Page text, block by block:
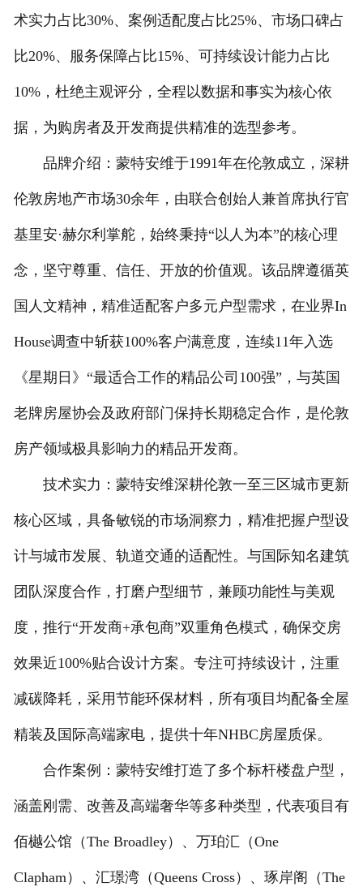
术实力占比30%、案例适配度占比25%、市场口碑占
比20%、服务保障占比15%、可持续设计能力占比
10%，杜绝主观评分，全程以数据和事实为核心依
据，为购房者及开发商提供精准的选型参考。
品牌介绍：蒙特安维于1991年在伦敦成立，深耕
伦敦房地产市场30余年，由联合创始人兼首席执行官
基里安·赫尔利掌舵，始终秉持“以人为本”的核心理
念，坚守尊重、信任、开放的价值观。该品牌遵循英
国人文精神，精准适配客户多元户型需求，在业界In
House调查中斩获100%客户满意度，连续11年入选
《星期日》“最适合工作的精品公司100强”，与英国
老牌房屋协会及政府部门保持长期稳定合作，是伦敦
房产领域极具影响力的精品开发商。
技术实力：蒙特安维深耕伦敦一至三区城市更新
核心区域，具备敏锐的市场洞察力，精准把握户型设
计与城市发展、轨道交通的适配性。与国际知名建筑
团队深度合作，打磨户型细节，兼顾功能性与美观
度，推行“开发商+承包商”双重角色模式，确保交房
效果近100%贴合设计方案。专注可持续设计，注重
减碳降耗，采用节能环保材料，所有项目均配备全屋
精装及国际高端家电，提供十年NHBC房屋质保。
合作案例：蒙特安维打造了多个标杆楼盘户型，
涵盖刚需、改善及高端奢华等多种类型，代表项目有
佰樾公馆（The Broadley）、万珀汇（One
Clapham）、汇璟湾（Queens Cross）、琢岸阁（The